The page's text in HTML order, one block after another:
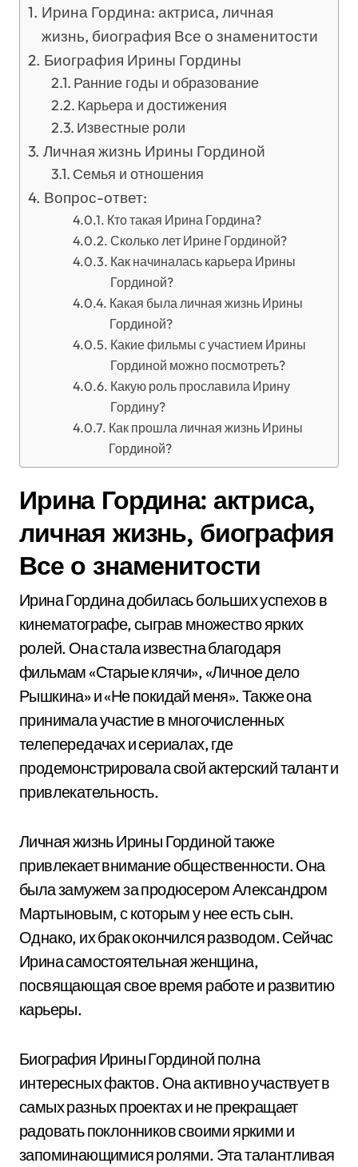
Ирина Гордина: актриса, личная
жизнь, биография Все о знаменитости
Биография Ирины Гордины
Ранние годы и образование
Карьера и достижения
Известные роли
Личная жизнь Ирины Гординой
Семья и отношения
Вопрос-ответ:
Кто такая Ирина Гордина?
Сколько лет Ирине Гординой?
Как начиналась карьера Ирины
Гординой?
Какая была личная жизнь Ирины
Гординой?
Какие фильмы с участием Ирины
Гординой можно посмотреть?
Какую роль прославила Ирину
Гордину?
Как прошла личная жизнь Ирины
Гординой?
Ирина Гордина: актриса,
личная жизнь, биография
Все о знаменитости
Ирина Гордина добилась больших успехов в
кинематографе, сыграв множество ярких
ролей. Она стала известна благодаря
фильмам «Старые клячи», «Личное дело
Рышкина» и «Не покидай меня». Также она
принимала участие в многочисленных
телепередачах и сериалах, где
продемонстрировала свой актерский талант и
привлекательность.
Личная жизнь Ирины Гординой также
привлекает внимание общественности. Она
была замужем за продюсером Александром
Мартыновым, с которым у нее есть сын.
Однако, их брак окончился разводом. Сейчас
Ирина самостоятельная женщина,
посвящающая свое время работе и развитию
карьеры.
Биография Ирины Гординой полна
интересных фактов. Она активно участвует в
самых разных проектах и не прекращает
радовать поклонников своими яркими и
запоминающимися ролями. Эта талантливая